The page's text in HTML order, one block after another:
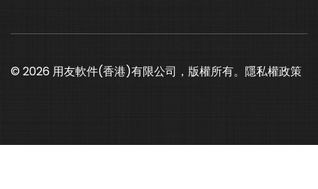
© 2026 用友軟件(香港)有限公司，版權所有。 隱私權政策